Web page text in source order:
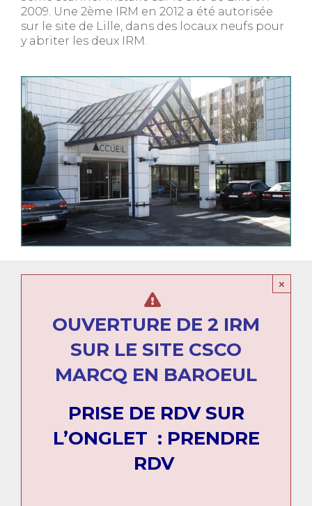
2009. Une 2ème IRM en 2012 a été autorisée
sur le site de Lille, dans des locaux neufs pour
y abriter les deux IRM.
×
OUVERTURE DE 2 IRM
SUR LE SITE CSCO
MARCQ EN BAROEUL
PRISE DE RDV SUR
L’ONGLET : PRENDRE
RDV